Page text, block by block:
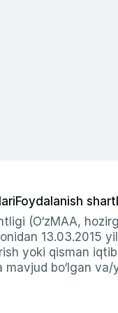
Foydalanish
(O‘zMAA,
13.03.2015
yoki qisman
bo‘lgan